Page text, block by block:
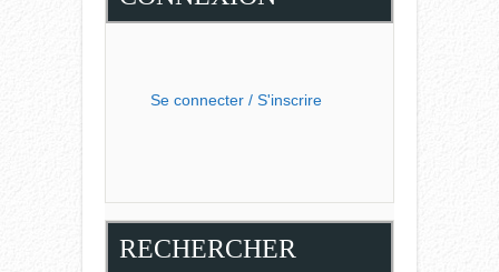
Se connecter / S'inscrire
RECHERCHER